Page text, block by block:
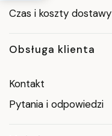
Czas i koszty dostawy
Obsługa klienta
Kontakt
Pytania i odpowiedzi